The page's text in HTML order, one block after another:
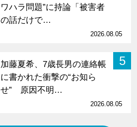
ワハラ問題”に持論「被害者
の話だけで…
2026.08.05
5
加藤夏希、7歳長男の連絡帳
に書かれた衝撃の“お知ら
せ” 原因不明…
2026.08.05